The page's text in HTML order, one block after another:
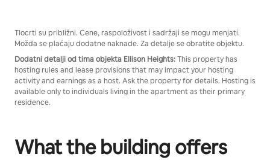
Tlocrti su približni. Cene, raspoloživost i sadržaji se mogu menjati.
Možda se plaćaju dodatne naknade. Za detalje se obratite objektu.
Dodatni detalji od tima objekta Ellison Heights:This property has
hosting rules and lease provisions that may impact your hosting
activity and earnings as a host. Ask the property for details. Hosting is
available only to individuals living in the apartment as their primary
residence.
What the building offers